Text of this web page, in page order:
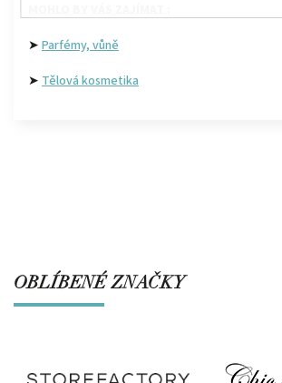
➤ Parfémy, vůně
➤ Tělová kosmetika
OBLÍBENÉ ZNAČKY